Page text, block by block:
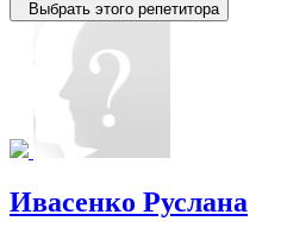
Выбрать этого репетитора
Ивасенко Руслана